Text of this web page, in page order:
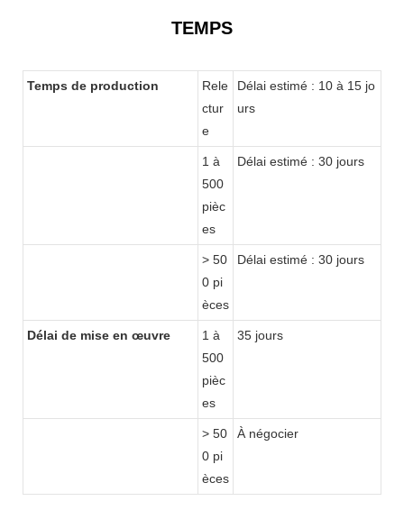
TEMPS
Temps de production
Rele
ctur
e
Délai estimé : 10 à 15 jo
urs
1 à
500
pièc
es
Délai estimé : 30 jours
> 50
0 pi
èces
Délai estimé : 30 jours
Délai de mise en œuvre
1 à
500
pièc
es
35 jours
> 50
0 pi
èces
À négocier